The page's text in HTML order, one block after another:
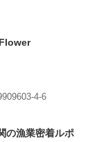
4-6
の漁業密着ルポ